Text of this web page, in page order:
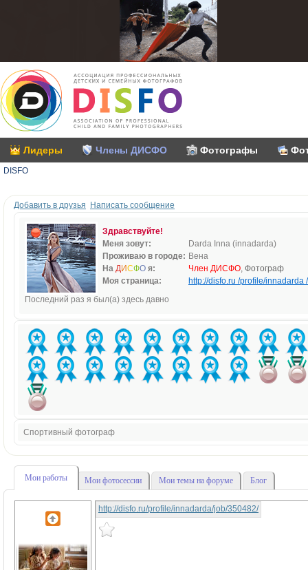
Лидеры Члены ДИСФО Фотографы
DISFO
Добавить в друзья Написать сообщение
Здравствуйте!
Меня зовут:
Darda Inna (innadarda)
Проживаю в городе: Вена
На ДИСФО я: Член ДИСФО, Фотограф
Моя страница:
http://disfo.ru /profile/innadarda /
Последний раз я был(а) здесь давно
Спортивный фотограф
Мои работы Мои фотосессии Мои темы на форуме Блог
http://disfo.ru/profile/innadarda/job/350482/